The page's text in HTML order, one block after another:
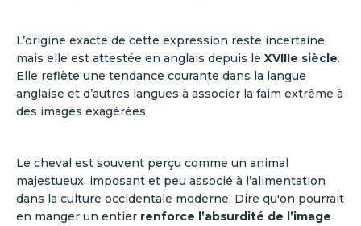
L’origine exacte de cette expression reste incertaine,
mais elle est attestée en anglais depuis le XVIIIe siècle.
Elle reflète une tendance courante dans la langue
anglaise et d’autres langues à associer la faim extrême à
des images exagérées.
Le cheval est souvent perçu comme un animal
majestueux, imposant et peu associé à l’alimentation
dans la culture occidentale moderne. Dire qu'on pourrait
en manger un entier renforce l’absurdité de l’image